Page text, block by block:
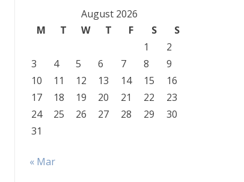
August 2026
M
T W T F S
S
1
2
3
4 5 6 7 8
9
10
11 12 13 14 15
16
17
18 19 20 21 22
23
24
25 26 27 28 29
30
31
« Mar